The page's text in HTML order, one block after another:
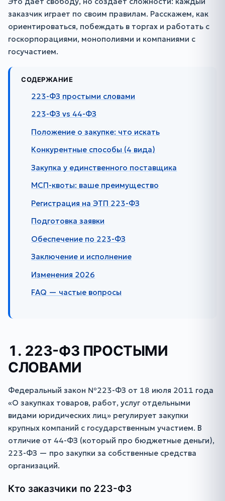
заказчик играет по своим правилам. Расскажем, как
ориентироваться, побеждать в торгах и работать с
госкорпорациями, монополиями и компаниями с
госучастием.
СОДЕРЖАНИЕ
223-ФЗ простыми словами
223-ФЗ vs 44-ФЗ
Положение о закупке: что искать
Конкурентные способы (4 вида)
Закупка у единственного поставщика
МСП-квоты: ваше преимущество
Регистрация на ЭТП 223-ФЗ
Подготовка заявки
Обеспечение по 223-ФЗ
Заключение и исполнение
Изменения 2026
FAQ — частые вопросы
1. 223-ФЗ ПРОСТЫМИ
СЛОВАМИ
Федеральный закон №223-ФЗ от 18 июля 2011 года
«О закупках товаров, работ, услуг отдельными
видами юридических лиц» регулирует закупки
крупных компаний с государственным участием. В
отличие от 44-ФЗ (который про бюджетные деньги),
223-ФЗ — про закупки за собственные средства
организаций.
Кто заказчики по 223-ФЗ